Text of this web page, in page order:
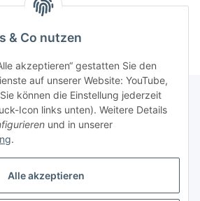
& Co nutzen
akzeptieren“ gestatten Sie den
auf unserer Website: YouTube,
können die Einstellung jederzeit
Icon links unten). Weitere Details
und in unserer
.
Alle akzeptieren